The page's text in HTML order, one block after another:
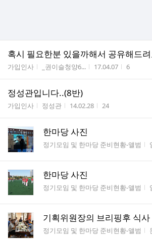
혹시 필요한분 있을까해서 공유해드
게시판명
가입인사 작성자
_권이슬청양6... 작성시간
17.04.07 조회수
6
정성관입니다..(8반)
게시판명
가입인사 작성자
정성관 작성시간
14.02.28 조회수
24
한마당 사진
게시판명
정기모임 및 한마당 준비현황-앨범
한마당 사진
게시판명
정기모임 및 한마당 준비현황-앨범
기획위원장의 브리핑후 식사
게시판명
정기모임 및 한마당 준비현황-앨범